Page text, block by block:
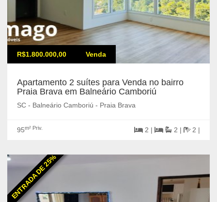
R$1.800.000,00 Venda
Apartamento 2 suítes para Venda no bairro
Praia Brava em Balneário Camboriú
SC - Balneário Camboriú - Praia Brava
95m² Priv. 2 | 2 | 2 |
ENTRADA DE 25%